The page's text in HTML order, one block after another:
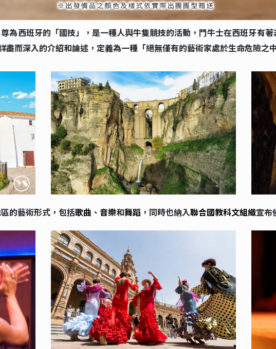
為西班牙的「國技」，是一種人與牛隻競技的活動，鬥牛士在西班牙有
而深入的介紹和論述，定義為一種「絕無僅有的藝術家處於生命危險之
的藝術形式，包括歌曲 、 音樂和舞蹈 ，同時也納入聯合國教科文組織宣布